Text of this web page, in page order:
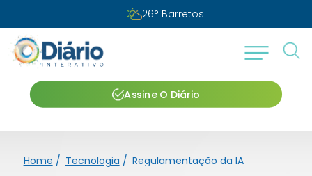
26° Barretos
Assine O Diário
Home / Tecnologia / Regulamentação da IA